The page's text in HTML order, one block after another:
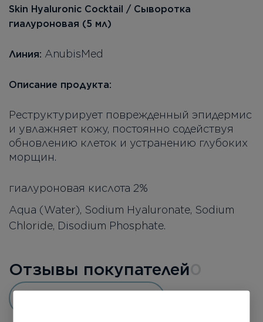
Skin Hyaluronic Cocktail / Сыворотка
гиалуроновая (5 мл)
Линия: AnubisMed
Описание продукта:
Реструктурирует поврежденный эпидермис
и увлажняет кожу, постоянно содействуя
обновлению клеток и устранению глубоких
морщин.
гиалуроновая кислота 2%
Aqua (Water), Sodium Hyaluronate, Sodium
Chloride, Disodium Phosphate.
Отзывы покупателей